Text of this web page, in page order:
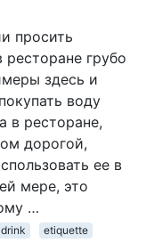
просить
грубо
здесь и
воду
в ресторане,
дорогой,
ее в
мере, это
…
etiquette